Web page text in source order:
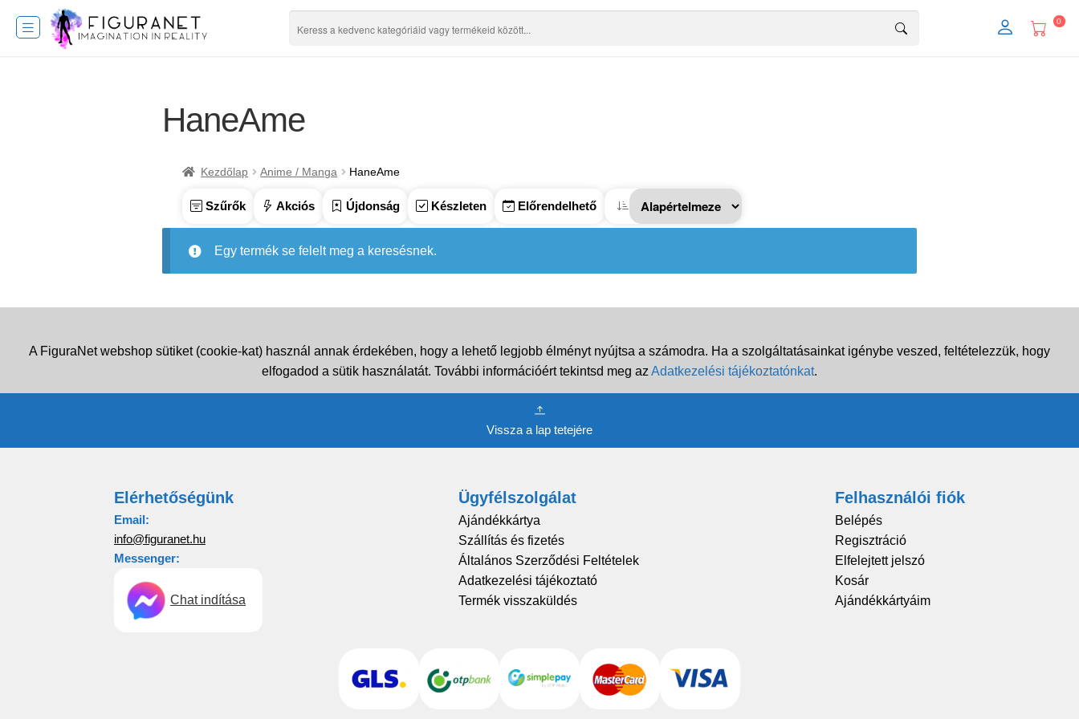
0
HaneAme
Kezdőlap Anime / Manga HaneAme
Szűrők Akciós Újdonság Készleten Előrendelhető
Egy termék se felelt meg a keresésnek.
A FiguraNet webshop sütiket (cookie-kat) használ annak érdekében, hogy a lehető legjobb élményt nyújtsa a számodra. Ha a szolgáltatásainkat igénybe veszed, feltételezzük, hogy
elfogadod a sütik használatát. További információért tekintsd meg az Adatkezelési tájékoztatónkat.
Vissza a lap tetejére
Elérhetőségünk
Email:
info@figuranet.hu
Messenger:
Chat indítása
Ügyfélszolgálat
Ajándékkártya
Szállítás és fizetés
Általános Szerződési Feltételek
Adatkezelési tájékoztató
Termék visszaküldés
Felhasználói fiók
Belépés
Regisztráció
Elfelejtett jelszó
Kosár
Ajándékkártyáim